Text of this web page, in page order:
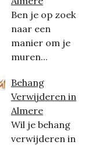
Ben je op zoek
naar een
manier om je
muren...
Behang
Verwijderen in
Almere
Wil je behang
verwijderen in